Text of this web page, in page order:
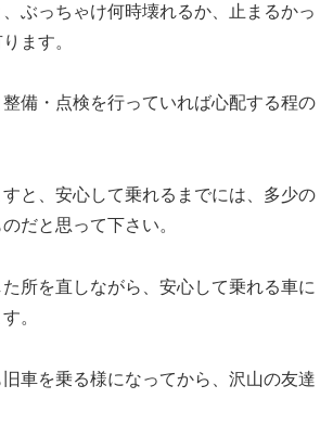
、ぶっちゃけ何時壊れるか、止まるかっ
ます。
備・点検を行っていれば心配する程の
と、安心して乗れるまでには、多少の
だと思って下さい。
た所を直しながら、安心して乗れる車に
。
車を乗る様になってから、沢山の友達